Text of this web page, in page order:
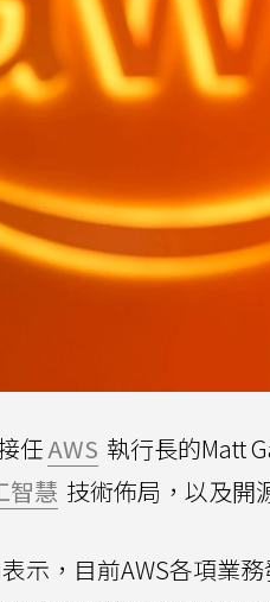
任AWS 執行長的Matt
智慧 技術佈局，以及開
示，目前AWS各項業